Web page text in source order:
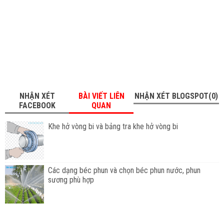
NHẬN XÉT
FACEBOOK
BÀI VIẾT LIÊN
QUAN
NHẬN XÉT BLOGSPOT(0)
Khe hở vòng bi và bảng tra khe hở vòng bi
Các dạng béc phun và chọn béc phun nước, phun
sương phù hợp